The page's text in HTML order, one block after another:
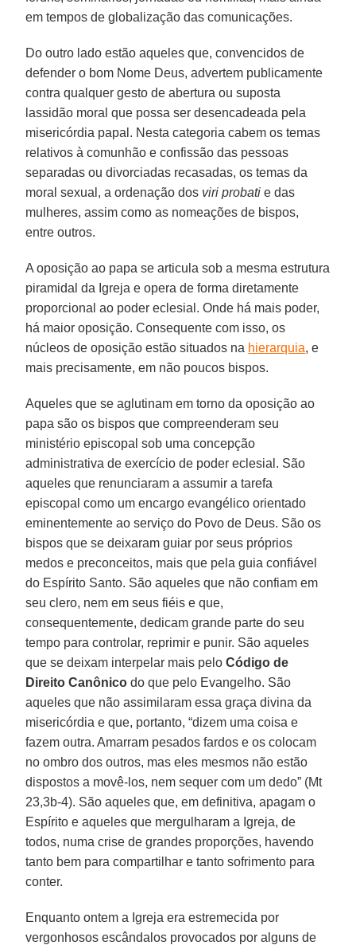
em tempos de globalização das comunicações.
Do outro lado estão aqueles que, convencidos de
defender o bom Nome Deus, advertem publicamente
contra qualquer gesto de abertura ou suposta
lassidão moral que possa ser desencadeada pela
misericórdia papal. Nesta categoria cabem os temas
relativos à comunhão e confissão das pessoas
separadas ou divorciadas recasadas, os temas da
moral sexual, a ordenação dos viri probati e das
mulheres, assim como as nomeações de bispos,
entre outros.
A oposição ao papa se articula sob a mesma estrutura
piramidal da Igreja e opera de forma diretamente
proporcional ao poder eclesial. Onde há mais poder,
há maior oposição. Consequente com isso, os
núcleos de oposição estão situados na hierarquia, e
mais precisamente, em não poucos bispos.
Aqueles que se aglutinam em torno da oposição ao
papa são os bispos que compreenderam seu
ministério episcopal sob uma concepção
administrativa de exercício de poder eclesial. São
aqueles que renunciaram a assumir a tarefa
episcopal como um encargo evangélico orientado
eminentemente ao serviço do Povo de Deus. São os
bispos que se deixaram guiar por seus próprios
medos e preconceitos, mais que pela guia confiável
do Espírito Santo. São aqueles que não confiam em
seu clero, nem em seus fiéis e que,
consequentemente, dedicam grande parte do seu
tempo para controlar, reprimir e punir. São aqueles
que se deixam interpelar mais peloCódigo de
Direito Canônico do que pelo Evangelho. São
aqueles que não assimilaram essa graça divina da
misericórdia e que, portanto, “dizem uma coisa e
fazem outra. Amarram pesados fardos e os colocam
no ombro dos outros, mas eles mesmos não estão
dispostos a movê-los, nem sequer com um dedo” (Mt
23,3b-4). São aqueles que, em definitiva, apagam o
Espírito e aqueles que mergulharam a Igreja, de
todos, numa crise de grandes proporções, havendo
tanto bem para compartilhar e tanto sofrimento para
conter.
Enquanto ontem a Igreja era estremecida por
vergonhosos escândalos provocados por alguns de